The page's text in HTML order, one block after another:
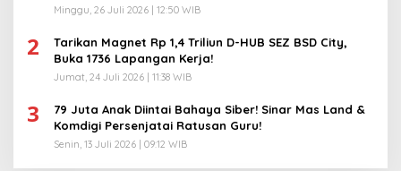
Minggu, 26 Juli 2026 | 12:50 WIB
2
Tarikan Magnet Rp 1,4 Triliun D-HUB SEZ BSD City,
Buka 1736 Lapangan Kerja!
Jumat, 24 Juli 2026 | 11:38 WIB
3
79 Juta Anak Diintai Bahaya Siber! Sinar Mas Land &
Komdigi Persenjatai Ratusan Guru!
Senin, 13 Juli 2026 | 09:12 WIB